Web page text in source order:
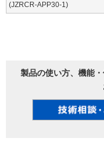
(JZRCR-APP30-1)
製品の使い方、機能